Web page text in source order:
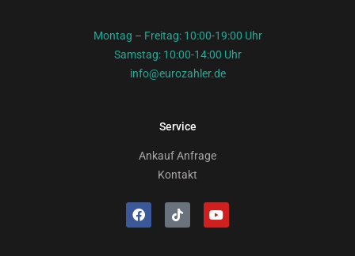
Montag – Freitag: 10:00-19:00 Uhr
Samstag: 10:00-14:00 Uhr
info@eurozahler.de
Service
Ankauf Anfrage
Kontakt